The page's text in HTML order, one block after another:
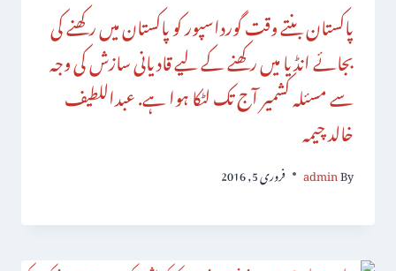
پاکستان بنتے وقت گورداسپور کو پاکستان میں رکھنے کی
بجائے انڈیا میں رکھنے کے لیے قادیانی سازش کی وجہ
سے مسئلہ کشمیر آج تک لٹکا ہوا ہے. عبداللطیف
خالد چیمہ
By
admin فروری 5, 2016